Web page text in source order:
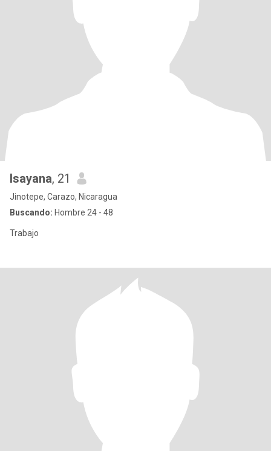
Isayana, 21
Jinotepe, Carazo, Nicaragua
Buscando: Hombre 24 - 48
Trabajo